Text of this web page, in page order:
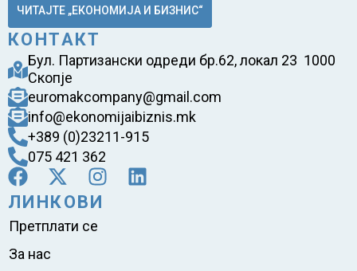
ЧИТАЈТЕ „ЕКОНОМИЈА И БИЗНИС“
КОНТАКТ
Бул. Партизански одреди бр.62, локал 23 1000
Скопје
euromakcompany@gmail.com
info@ekonomijaibiznis.mk
+389 (0)23211-915
075 421 362
ЛИНКОВИ
Претплати се
За нас